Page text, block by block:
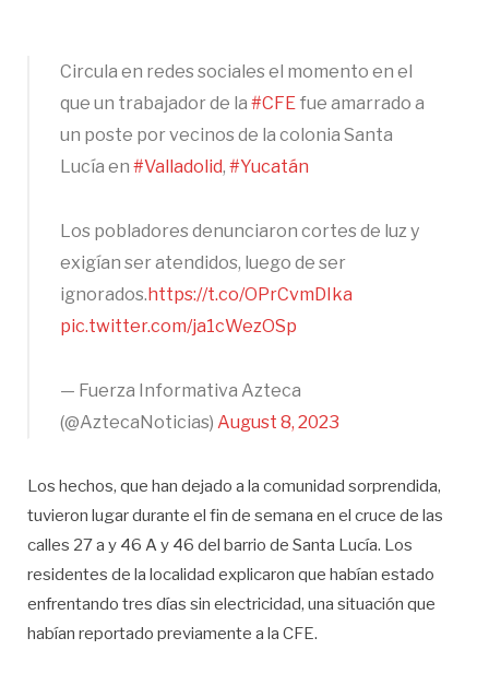
Circula en redes sociales el momento en el
que un trabajador de la #CFE fue amarrado a
un poste por vecinos de la colonia Santa
Lucía en #Valladolid, #Yucatán
Los pobladores denunciaron cortes de luz y
exigían ser atendidos, luego de ser
ignorados. https://t.co/OPrCvmDIka
pic.twitter.com/ja1cWezOSp
— Fuerza Informativa Azteca
(@AztecaNoticias) August 8, 2023
Los hechos, que han dejado a la comunidad sorprendida,
tuvieron lugar durante el fin de semana en el cruce de las
calles 27 a y 46 A y 46 del barrio de Santa Lucía. Los
residentes de la localidad explicaron que habían estado
enfrentando tres días sin electricidad, una situación que
habían reportado previamente a la CFE.